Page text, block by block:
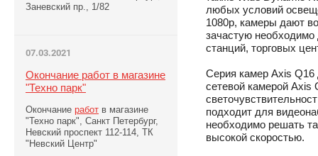
Заневский пр., 1/82
07.03.2021
Окончание работ в магазине
"Техно парк"
Окончание работ в магазине
"Техно парк", Санкт Петербург,
Невский проспект 112-114, ТК
"Невский Центр"
любых условий
1080p, камеры дают
зачастую
станций, торговых
Серия камер Axis Q16
сетевой камерой
подходит для
необходимо решать
высокой скоростью.